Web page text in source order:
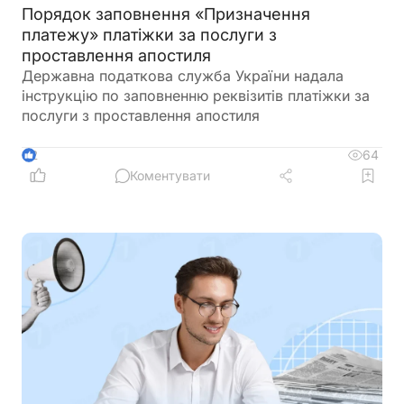
Порядок заповнення «Призначення
платежу» платіжки за послуги з
проставлення апостиля
Державна податкова служба України надала
інструкцію по заповненню реквізитів платіжки за
послуги з проставлення апостиля
2
64
Коментувати